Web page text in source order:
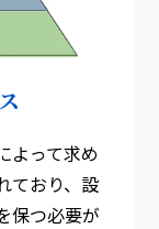
よって求め
ており、設
保つ必要が